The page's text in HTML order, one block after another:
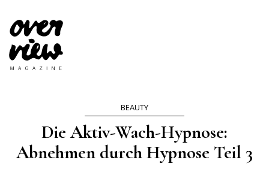
BEAUTY
Die Aktiv-Wach-Hypnose:
Abnehmen durch Hypnose Teil 3